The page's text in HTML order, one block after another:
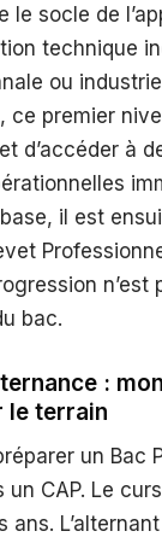
le socle de
technique
ou
ce premier
d’accéder à
il est
n’est
bac.
:
le terrain
un Bac
un CAP. Le
ans.